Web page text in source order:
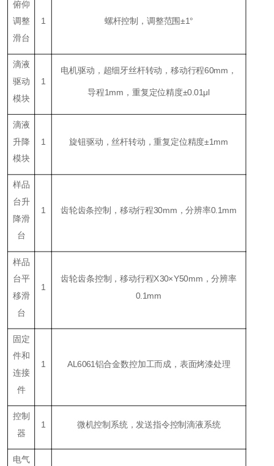
俯仰
调整
滑台
1 螺杆控制，调整范围±1°
滴液
驱动
模块
1
电机驱动，超细牙丝杆转动，移动行程60mm，
导程1mm，重复定位精度±0.01μl
滴液
升降
模块
1 旋钮驱动，丝杆转动，重复定位精度±1mm
样品
台升
降滑
台
1 齿轮齿条控制，移动行程30mm，分辨率0.1mm
样品
台平
移滑
台
1
齿轮齿条控制，移动行程X30×Y50mm，分辨率
0.1mm
固定
件和
连接
件
1 AL6061铝合金数控加工而成，表面烤漆处理
控制
器
1 微机控制系统，发送指令控制滴液系统
电气